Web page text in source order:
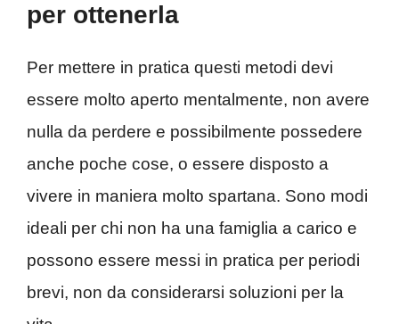
per ottenerla
Per mettere in pratica questi metodi devi
essere molto aperto mentalmente, non avere
nulla da perdere e possibilmente possedere
anche poche cose, o essere disposto a
vivere in maniera molto spartana. Sono modi
ideali per chi non ha una famiglia a carico e
possono essere messi in pratica per periodi
brevi, non da considerarsi soluzioni per la